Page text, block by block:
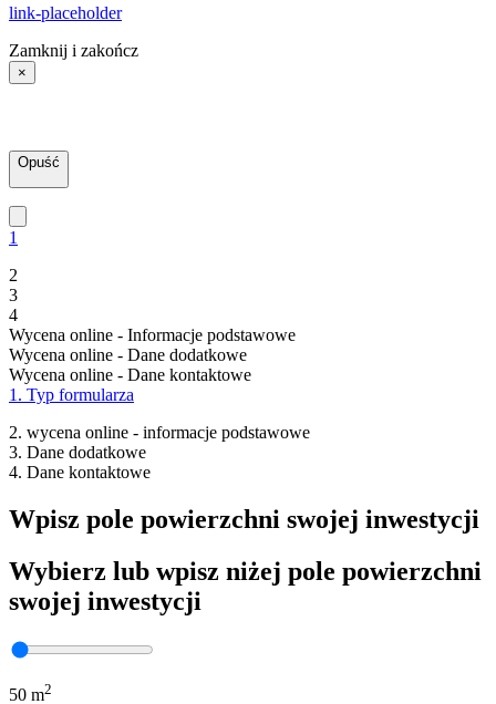
Zamknij i zakończ
2
3
4
Wycena online - Informacje podstawowe
Wycena online - Dane dodatkowe
Wycena online - Dane kontaktowe
2. wycena online - informacje podstawowe
3. Dane dodatkowe
Wpisz pole powierzchni swojej inwestycji
Wybierz lub wpisz niżej pole powierzchni
swojej inwestycji